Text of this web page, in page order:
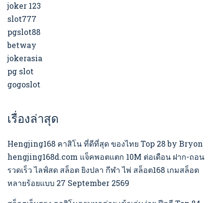
joker 123
slot777
pgslot88
betway
jokerasia
pg slot
gogoslot
เรื่องล่าสุด
Hengjing168 คาสิโน ที่ดีที่สุด ของไทย Top 28 by Bryon
hengjing168d.com แจ็คพอตแตก 10M ต่อเดือน ฝาก-ถอน
รวดเร็ว ไลฟ์สด สล็อต ยิงปลา กีฬา ไพ่ สล็อต168 เกมสล็อต
หลายร้อยแบบ 27 September 2569